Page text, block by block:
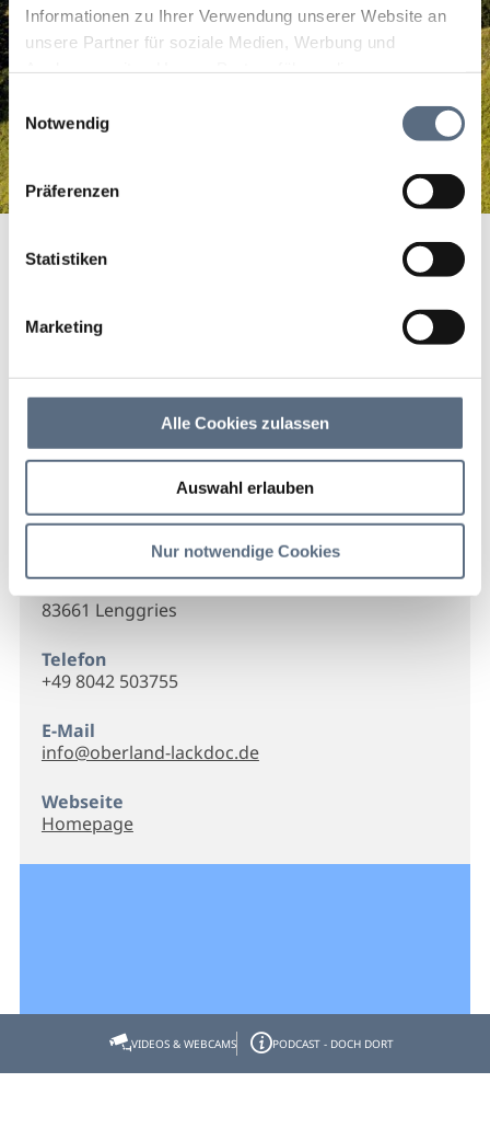
Informationen zu Ihrer Verwendung unserer Website an
unsere Partner für soziale Medien, Werbung und
zusammen, die Sie ihnen bereitgestellt haben oder die
sie im Rahmen Ihrer Nutzung der Dienste gesammelt
Einwilligungsauswahl
Notwendig
Präferenzen
Statistiken
Marketing
Alle Cookies zulassen
Auswahl erlauben
Nur notwendige Cookies
Autolackiererei Oberland
Lackdoc
Kontakt
Oberland Lackdoc
Tölzer Str. 35
83661 Lenggries
Telefon
+49 8042 503755
E-Mail
info@oberland-lackdoc.de
Webseite
Homepage
VIDEOS & WEBCAMS PODCAST - DOCH DORT